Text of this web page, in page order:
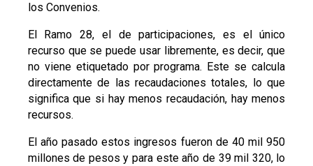
los Convenios.
El Ramo 28, el de participaciones, es el único
recurso que se puede usar libremente, es decir, que
no viene etiquetado por programa. Este se calcula
directamente de las recaudaciones totales, lo que
significa que si hay menos recaudación, hay menos
recursos.
El año pasado estos ingresos fueron de 40 mil 950
millones de pesos y para este año de 39 mil 320, lo